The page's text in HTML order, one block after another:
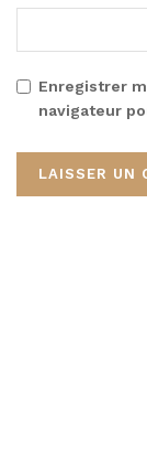
Enregistrer
navigateur